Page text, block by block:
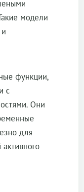
модели
функции,
с
Они
для